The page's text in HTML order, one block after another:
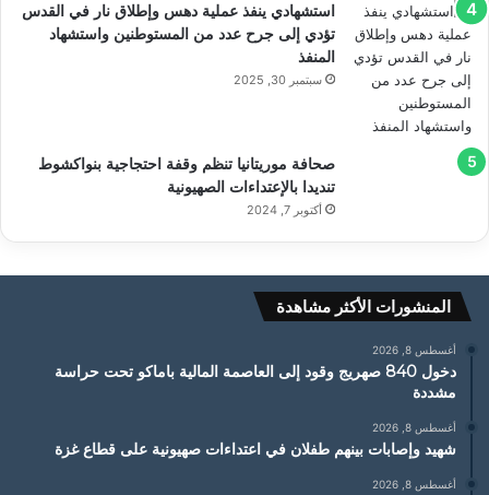
استشهادي ينفذ عملية دهس وإطلاق نار في القدس
تؤدي إلى جرح عدد من المستوطنين واستشهاد
المنفذ
سبتمبر 30, 2025
صحافة موريتانيا تنظم وقفة احتجاجية بنواكشوط
تنديدا بالإعتداءات الصهيونية
أكتوبر 7, 2024
المنشورات الأكثر مشاهدة
أغسطس 8, 2026
دخول 840 صهريج وقود إلى العاصمة المالية باماكو تحت حراسة
مشددة
أغسطس 8, 2026
شهيد وإصابات بينهم طفلان في اعتداءات صهيونية على قطاع غزة
أغسطس 8, 2026